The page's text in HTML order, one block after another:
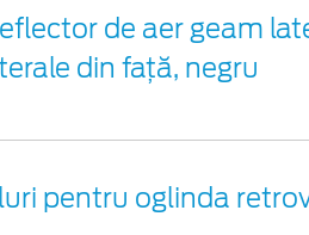
de aer geam
din faţă, negru
pentru oglinda